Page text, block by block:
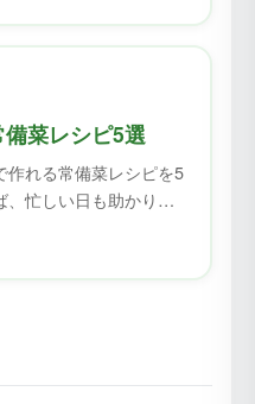
菜レシピ5選
作れる常備菜レシピを5
忙しい日も助かりま